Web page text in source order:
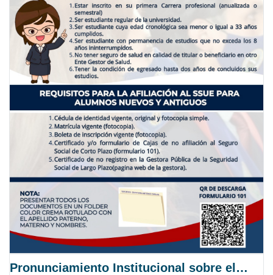
Pronunciamiento Institucional sobre el Proyecto de Ley N° 068/2025-2026 C.S.